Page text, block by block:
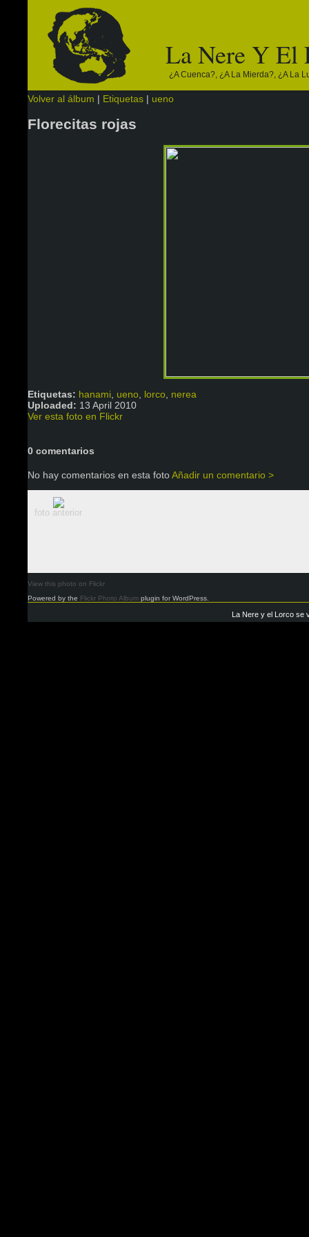
La Nere Y
¿a Cuenca?, ¿a La Mierda?, ¿a La
Volver al álbum | Etiquetas | ueno
Florecitas rojas
Etiquetas: hanami ueno lorco nerea
Uploaded: 13 April 2010
Ver esta foto en Flickr
0 comentarios
No hay comentarios en esta fotoAñadir un comentario >
foto anterior
View this photo on Flickr
Powered by the Flickr Photo Album plugin for WordPress.
La Nere y el Lorco se